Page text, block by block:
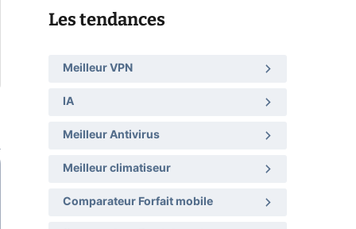
Les tendances
Meilleur VPN
IA
Meilleur Antivirus
Meilleur climatiseur
Comparateur Forfait mobile